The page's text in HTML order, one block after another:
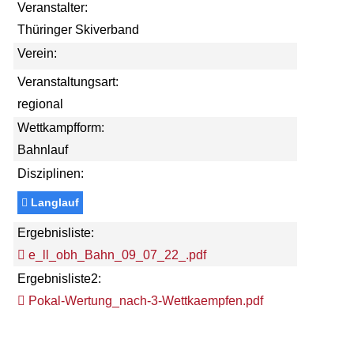
Veranstalter:
Thüringer Skiverband
Verein:
Veranstaltungsart:
regional
Wettkampfform:
Bahnlauf
Disziplinen:
Langlauf
Ergebnisliste:
e_ll_obh_Bahn_09_07_22_.pdf
Ergebnisliste2:
Pokal-Wertung_nach-3-Wettkaempfen.pdf